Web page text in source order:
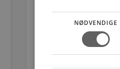
Mbs 3050 Tryktrans. 0-
NØDVENDIGE